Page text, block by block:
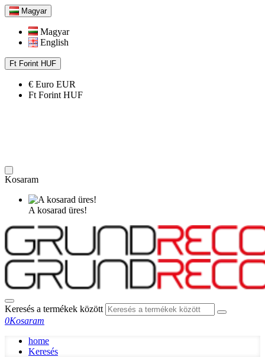
Magyar
Magyar
English
Ft Forint HUF
€ Euro EUR
Ft Forint HUF
Kosaram
A kosarad üres!
Keresés a termékek között
0Kosaram
home
Keresés